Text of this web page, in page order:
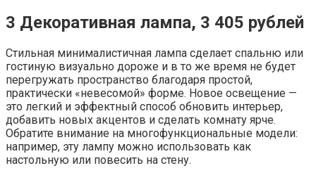
3 Декоративная лампа, 3 405 рублей
Стильная минималистичная лампа сделает спальню или
гостиную визуально дороже и в то же время не будет
перегружать пространство благодаря простой,
практически «невесомой» форме. Новое освещение —
это легкий и эффектный способ обновить интерьер,
добавить новых акцентов и сделать комнату ярче.
Обратите внимание на многофункциональные модели:
например, эту лампу можно использовать как
настольную или повесить на стену.